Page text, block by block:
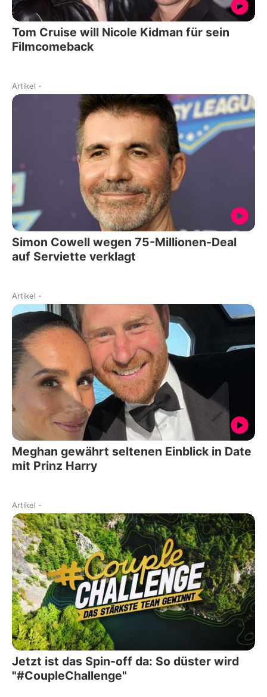
Tom Cruise will Nicole Kidman für sein
Filmcomeback
Artikel -
Simon Cowell wegen 75-Millionen-Deal
auf Serviette verklagt
Artikel -
Meghan gewährt seltenen Einblick in Date
mit Prinz Harry
Artikel -
Jetzt ist das Spin-off da: So düster wird
"#CoupleChallenge"